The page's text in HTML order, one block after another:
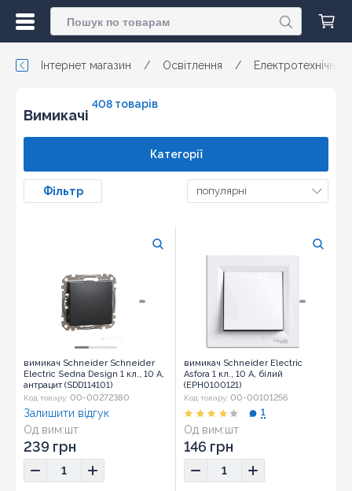
Інтернет магазин / Освітлення / Електротехнічні
Вимикачі
408 товарів
Фільтр
Категорії
популярні
вимикач Schneider Schneider
Electric Sedna Design 1 кл., 10 А,
антрацит (SDD114101)
Код товару: 00-00272380
Од вим:шт
Розмір:73х73х37
Залишити відгук
239 грн
вимикач Schneider Electric
Asfora 1 кл., 10 А, білий
(EPH0100121)
Код товару: 00-00101256
Од вим:шт
Розмір:83х83х42
1
146 грн